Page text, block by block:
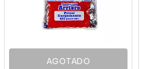
AGOTADO